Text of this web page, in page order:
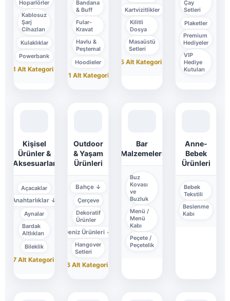
Hoparlörler
Kablosuz
Şarj
Cihazları
Kulaklıklar
Powerbank
+1 Alt Kategori
Bandana
& Buff
Fular-
Kravat
Havlu &
Peştemal
Hoodieler
+11 Alt Kategori
Kartvizitlikler
Kilitli
Dosya
Masaüstü
Setleri
+5 Alt Kategori
Çay
Setleri
Plaketler
Premium
Hediyeler
VIP
Hediye
Kutuları
Kişisel
Ürünler &
Aksesuarlar
Açacaklar
Anahtarlıklar ↓
Aynalar
Bardak
Altlıkları
Bileklik
+7 Alt Kategori↓
Outdoor
& Yaşam
Ürünleri
Bahçe ↓
Çerçeve
Dekoratif
Ürünler
Deniz Ürünleri ↓
Hangover
Setleri
+6 Alt Kategori
Bar
Malzemeleri
Buz
Kovası
ve
Buzluk
Menü /
Menü
Kabı
Peçete /
Peçetelik
Anne-
Bebek
Ürünleri
Bebek
Tekstili
Beslenme
Kabı